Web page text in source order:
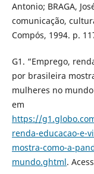
Antonio; BRAGA,
comunicação,
Compós, 1994. p.
G1. “Emprego,
por brasileira
mulheres no
em
https://
renda-educacao-e-
mostra-como-a-
mundo.ghtml.